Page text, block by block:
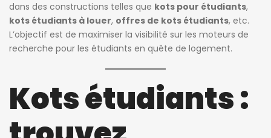
dans des constructions telles que kots pour étudiants,
kots étudiants à louer, offres de kots étudiants, etc.
L’objectif est de maximiser la visibilité sur les moteurs de
recherche pour les étudiants en quête de logement.
Kots étudiants :